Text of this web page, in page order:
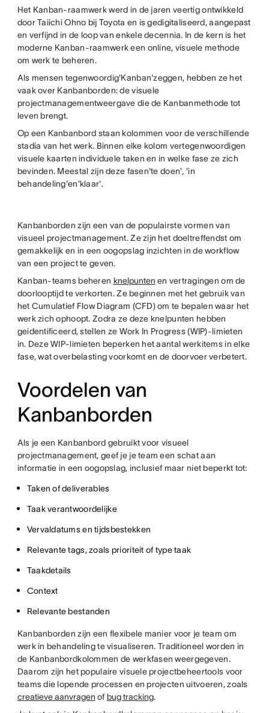
Het Kanban-raamwerk werd in de jaren veertig ontwikkeld
door Taiichi Ohno bij Toyota en is gedigitaliseerd, aangepast
en verfijnd in de loop van enkele decennia. In de kern is het
moderne Kanban-raamwerk een online, visuele methode
om werk te beheren.
Als mensen tegenwoordig'Kanban'zeggen, hebben ze het
vaak over Kanbanborden: de visuele
projectmanagementweergave die de Kanbanmethode tot
leven brengt.
Op een Kanbanbord staan kolommen voor de verschillende
stadia van het werk. Binnen elke kolom vertegenwoordigen
visuele kaarten individuele taken en in welke fase ze zich
bevinden. Meestal zijn deze fasen'te doen', 'in
behandeling'en'klaar'.
Kanbanborden zijn een van de populairste vormen van
visueel projectmanagement. Ze zijn het doeltreffendst om
gemakkelijk en in een oogopslag inzichten in de workflow
van een project te geven.
Kanban-teams beheren knelpunten en vertragingen om de
doorlooptijd te verkorten. Ze beginnen met het gebruik van
het Cumulatief Flow Diagram (CFD) om te bepalen waar het
werk zich ophoopt. Zodra ze deze knelpunten hebben
geidentificeerd, stellen ze Work In Progress (WIP)-limieten
in. Deze WIP-limieten beperken het aantal werkitems in elke
fase, wat overbelasting voorkomt en de doorvoer verbetert.
Voordelen van
Kanbanborden
Als je een Kanbanbord gebruikt voor visueel
projectmanagement, geef je je team een schat aan
informatie in een oogopslag, inclusief maar niet beperkt tot:
Taken of deliverables
Taak verantwoordelijke
Vervaldatums en tijdsbestekken
Relevante tags, zoals prioriteit of type taak
Taakdetails
Context
Relevante bestanden
Kanbanborden zijn een flexibele manier voor je team om
werk in behandeling te visualiseren. Traditioneel worden in
de Kanbanbordkolommen de werkfasen weergegeven.
Daarom zijn het populaire visuele projectbeheertools voor
teams die lopende processen en projecten uitvoeren, zoals
creatieve aanvragen of bug tracking.